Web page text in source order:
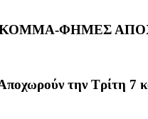
ΚΟΜΜΑ-ΦΗΜΕΣ
την Τρίτη 7